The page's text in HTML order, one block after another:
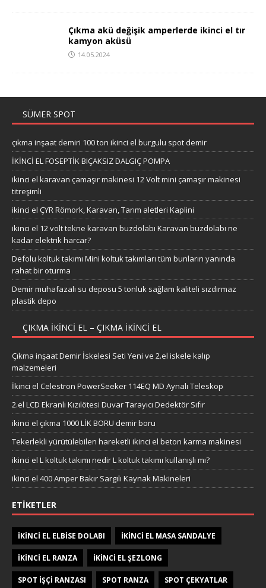
Çıkma akü değişik amperlerde ikinci el tır
kamyon aküsü
14.05.2024
SÜMER SPOT
çıkma inşaat demiri 100 ton ikinci el burgulu spot demir
İKİNCİ EL FOSEPTİK BIÇAKSIZ DALGIÇ POMPA
ikinci el karavan çamaşır makinesi 12 Volt mini çamaşır makinesi
titreşimli
ikinci el ÇYR Römork, Karavan, Tarım aletleri Kaplini
ikinci el 12 volt tekne karavan buzdolabı Karavan buzdolabı ne
kadar elektrik harcar?
Defolu koltuk takımı Mini koltuk takımları tüm bunların yanında
rahat bir oturma
Demir muhafazalı su deposu 5 tonluk sağlam kaliteli sızdırmaz
plastik depo
ÇIKMA IKINCI EL – ÇIKMA IKINCI EL
Çıkma inşaat Demir İskelesi Seti Yeni ve 2.el iskele kalıp
malzemeleri
İkinci el Celestron PowerSeeker 114EQ MD Aynalı Teleskop
2.el LCD Ekranlı Kızılötesi Duvar Tarayıcı Dedektör Sıfır
ikinci el çıkma 1000 LİK BORU demir boru
Tekerlekli yürütülebilen hareketli ikinci el beton karma makinesi
ikinci el L koltuk takımı nedir L koltuk takımı kullanışlı mı?
ikinci el 400 Amper Bakır Sargılı Kaynak Makineleri
ETIKETLER
IKINCI EL ELBISE DOLABI IKINCI EL MASA SANDALYE
IKINCI EL RANZA IKINCI EL ŞEZLONG
SPOT IŞÇI RANZASI SPOT RANZA SPOT ÇEKYATLAR